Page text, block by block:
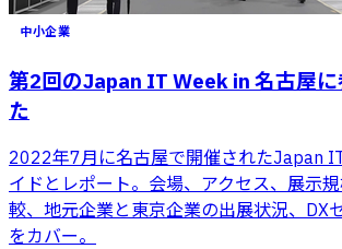
中小企業
第2回のJapan IT Week in 名古屋に
た
2022年7月に名古屋で開催されたJapan
イドとレポート。会場、アクセス、展示
較、地元企業と東京企業の出展状況、DX
をカバー。